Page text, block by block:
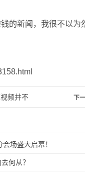
的新闻，我很不以
频并不 下
场盛大启幕！
何从？